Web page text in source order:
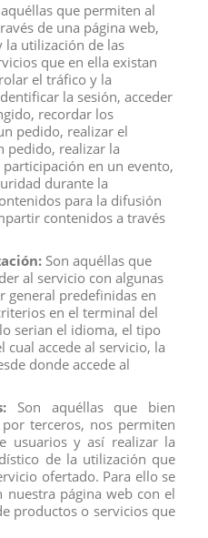
GATO KARAJAN
View
MEGALODON
View
que permiten al
de una página web,
la utilización de las
que en ella existan
el tráfico y la
la sesión, acceder
recordar los
pedido, realizar el
pedido, realizar la
en un evento,
durante la
para la difusión
contenidos a través
Son aquéllas que
al servicio con algunas
general predefinidas en
en el terminal del
serian el idioma, el tipo
cual accede al servicio, la
donde accede al
Son aquéllas que bien
terceros, nos permiten
usuarios y así realizar la
de la utilización que
ofertado. Para ello se
nuestra página web con el
productos o servicios que